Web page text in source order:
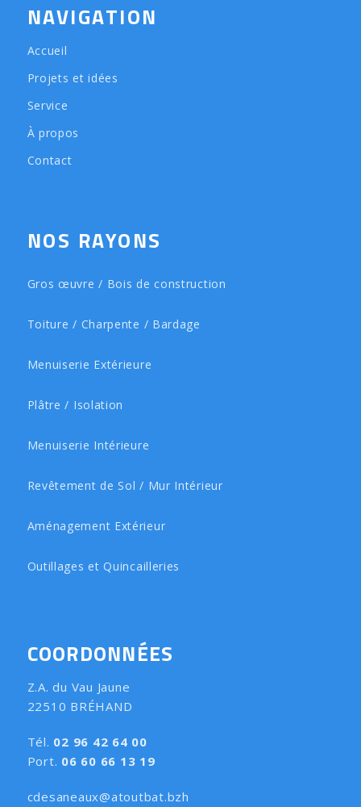
NAVIGATION
Accueil
Projets et idées
Service
À propos
Contact
NOS RAYONS
Gros œuvre / Bois de construction
Toiture / Charpente / Bardage
Menuiserie Extérieure
Plâtre / Isolation
Menuiserie Intérieure
Revêtement de Sol / Mur Intérieur
Aménagement Extérieur
Outillages et Quincailleries
COORDONNÉES
Z.A. du Vau Jaune
22510 BRÉHAND
Tél. 02 96 42 64 00
Port. 06 60 66 13 19
cdesaneaux@atoutbat.bzh